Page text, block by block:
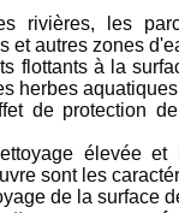
rivières, les
et autres zones
flottants à la
herbes
de protection
élevée
sont les
de la surface